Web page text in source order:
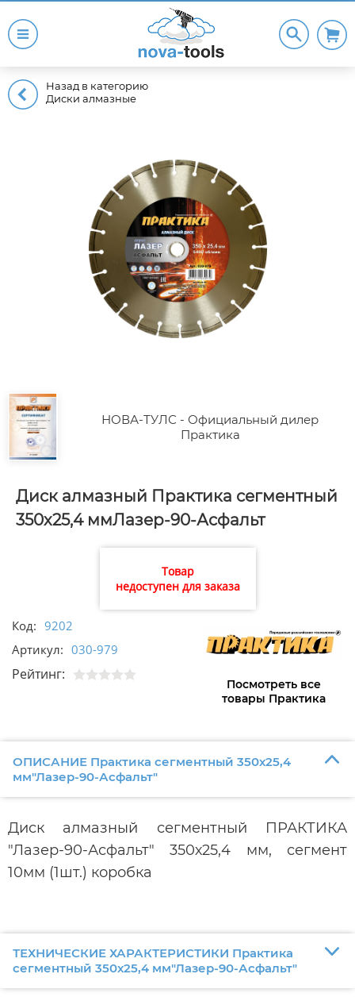
Назад в категорию
Диски алмазные
НОВА-ТУЛС - Официальный дилер
Практика
Диск алмазный Практика сегментный
350х25,4 ммЛазер-90-Асфальт
Товар
недоступен для заказа
Код: 9202
Артикул: 030-979
Рейтинг:
Посмотреть все
товары Практика
ОПИСАНИЕ Практика сегментный 350х25,4
мм"Лазер-90-Асфальт"
Диск алмазный сегментный ПРАКТИКА
"Лазер-90-Асфальт" 350х25,4 мм, сегмент
10мм (1шт.) коробка
ТЕХНИЧЕСКИЕ ХАРАКТЕРИСТИКИ Практика
сегментный 350х25,4 мм"Лазер-90-Асфальт"